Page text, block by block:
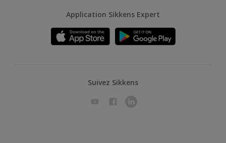
Application Sikkens Expert
Suivez Sikkens